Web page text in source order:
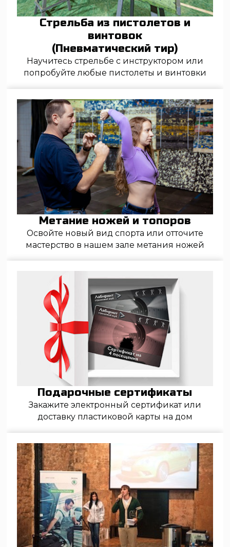
Подарочные сертификаты
Закажите электронный сертификат или
доставку пластиковой карты на дом
Корпоративные мероприятия
Хотите провести у нас какое-то
мероприятие? Переходитепо этой ссылке.
Дни рождения
Проводим детские дни рождения с игрой
Лазертаг и посещением тиров
Пневматический тир
Посещение с ребёнком
Сбор и разбор автомата Калашникова
Ремонт пневматики
Меню
Арсенал оружия
Обучение
©2026 «Стрелковый клуб Лабиринт»